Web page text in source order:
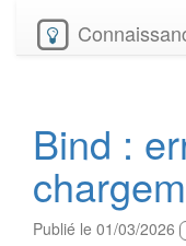
Bind :
Publié le 01/03/2026